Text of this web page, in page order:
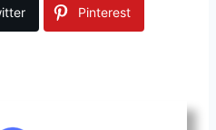
Pinterest